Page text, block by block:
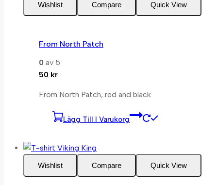
Wishlist Compare Quick View
From North Patch
0 av 5
50 kr
From North Patch, red and black
Lägg Till I Varukorg
Wishlist Compare Quick View